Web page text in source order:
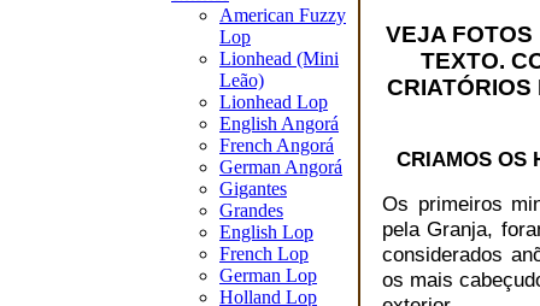
American Fuzzy
Lop
Lionhead (Mini
Leão)
Lionhead Lop
English Angorá
French Angorá
German Angorá
Gigantes
Grandes
English Lop
French Lop
German Lop
Holland Lop
VEJA
TEXTO.
CRIAMOS OS
Os primeiros
pela Granja,
considerados
os mais